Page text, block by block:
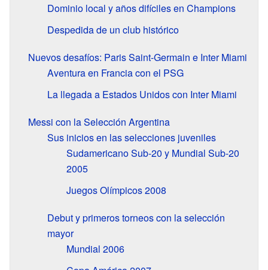
Dominio local y años difíciles en Champions
Despedida de un club histórico
Nuevos desafíos: Paris Saint-Germain e Inter Miami
Aventura en Francia con el PSG
La llegada a Estados Unidos con Inter Miami
Messi con la Selección Argentina
Sus inicios en las selecciones juveniles
Sudamericano Sub-20 y Mundial Sub-20
2005
Juegos Olímpicos 2008
Debut y primeros torneos con la selección
mayor
Mundial 2006